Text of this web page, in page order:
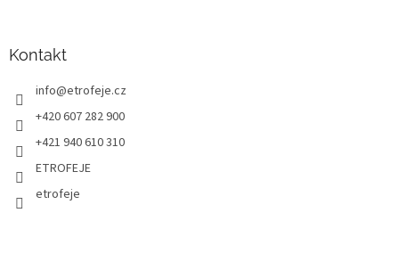
Kontakt
info@etrofeje.cz
+420 607 282 900
+421 940 610 310
ETROFEJE
etrofeje